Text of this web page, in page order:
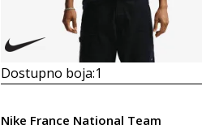
Dostupno boja:1
Nike France National Team